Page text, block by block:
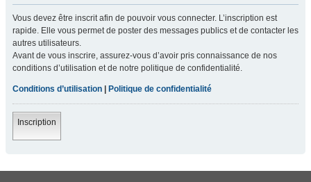
Vous devez être inscrit afin de pouvoir vous connecter. L’inscription est
rapide. Elle vous permet de poster des messages publics et de contacter les
autres utilisateurs.
Avant de vous inscrire, assurez-vous d’avoir pris connaissance de nos
conditions d’utilisation et de notre politique de confidentialité.
Conditions d’utilisation Politique de confidentialité
Inscription